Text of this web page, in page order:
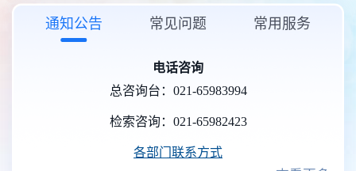
通知公告 常见问题 常用服务
电话咨询
总咨询台：021-65983994
检索咨询：021-65982423
各部门联系方式